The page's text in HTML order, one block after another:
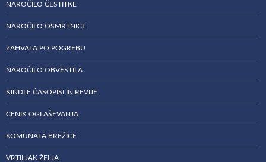
NAROČILO ČESTITKE
NAROČILO OSMRTNICE
ZAHVALA PO POGREBU
NAROČILO OBVESTILA
KINDLE ČASOPISI IN REVIJE
CENIK OGLAŠEVANJA
KOMUNALA BREŽICE
VRTILJAK ŽELJA